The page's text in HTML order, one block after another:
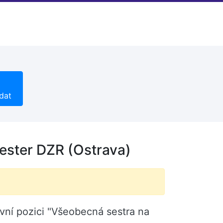
DZR (Ostrava)
pozici "Všeobecná sestra na